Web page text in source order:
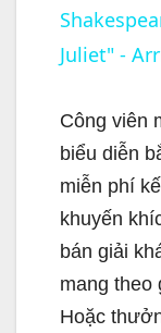
Juliet" -
Công viên
biểu diễn
miễn phí
khuyến
bán giải
mang theo
Hoặc